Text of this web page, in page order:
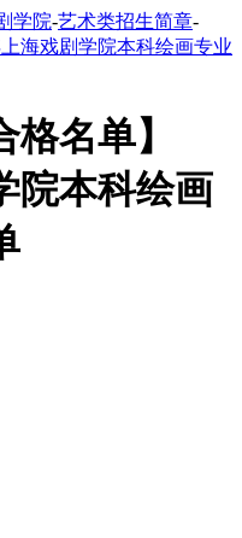
学院-艺术类招生简章-
海戏剧学院本科绘画专业
格名单】
院本科绘画